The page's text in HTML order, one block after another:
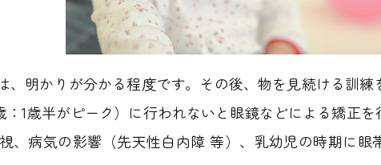
、明かりが分かる程度です。その後、物を見続ける訓
：1歳半がピーク）に行われないと眼鏡などによる矯正
、病気の影響（先天性白内障 等）、乳幼児の時期に眼